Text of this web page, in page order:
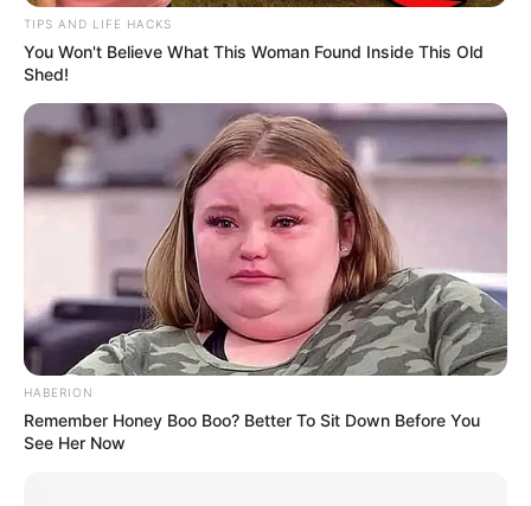
TIPS AND LIFE HACKS
You Won't Believe What This Woman Found Inside This Old
Shed!
HABERION
Remember Honey Boo Boo? Better To Sit Down Before You
See Her Now